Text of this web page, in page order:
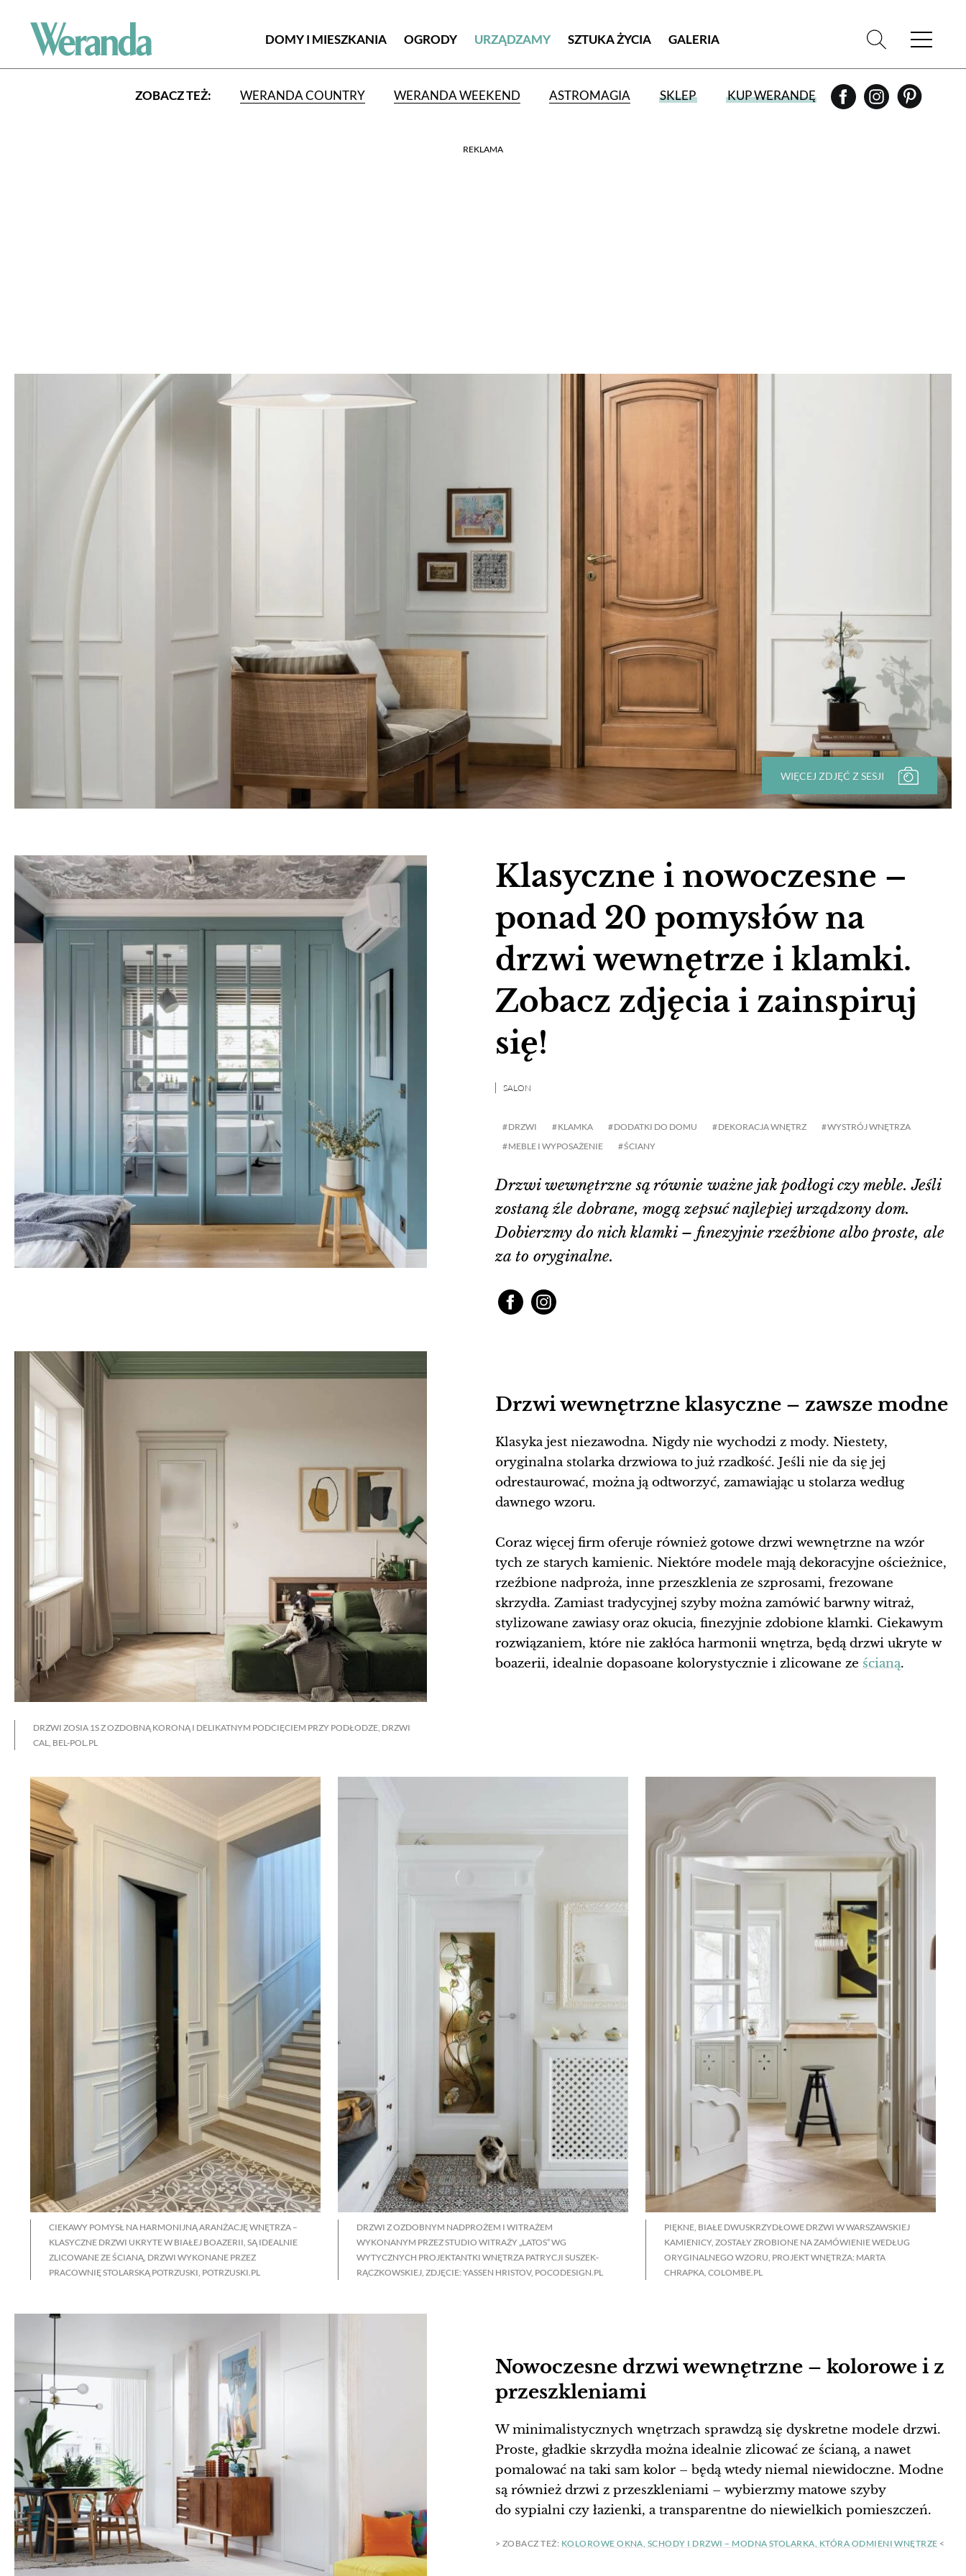
DOMY I MIESZKANIA OGRODY URZĄDZAMY SZTUKA ŻYCIA GALERIA
ZOBACZ TEŻ: WERANDA COUNTRY WERANDA WEEKEND ASTROMAGIA SKLEP KUP WERANDĘ
REKLAMA
WIĘCEJ ZDJĘĆ Z SESJI
Klasyczne i nowoczesne –
ponad 20 pomysłów na
drzwi wewnętrze i klamki.
Zobacz zdjęcia i zainspiruj
się!
SALON
DRZWI KLAMKA DODATKI DO DOMU DEKORACJA WNĘTRZ
WYSTRÓJ WNĘTRZA
MEBLE I WYPOSAŻENIE
ŚCIANY
Drzwi wewnętrzne są równie ważne jak podłogi czy meble. Jeśli
zostaną źle dobrane, mogą zepsuć najlepiej urządzony dom.
Dobierzmy do nich klamki – finezyjnie rzeźbione albo proste, ale
za to oryginalne.
DRZWI ZOSIA 1S Z OZDOBNĄ KORONĄ I DELIKATNYM PODCIĘCIEM PRZY PODŁODZE, DRZWI
CAL, BEL-POL.PL
Drzwi wewnętrzne klasyczne – zawsze modne
Klasyka jest niezawodna. Nigdy nie wychodzi z mody. Niestety,
oryginalna stolarka drzwiowa to już rzadkość. Jeśli nie da się jej
odrestaurować, można ją odtworzyć, zamawiając u stolarza według
dawnego wzoru.
Coraz więcej firm oferuje również gotowe drzwi wewnętrzne na wzór
tych ze starych kamienic. Niektóre modele mają dekoracyjne ościeżnice,
rzeźbione nadproża, inne przeszklenia ze szprosami, frezowane
skrzydła. Zamiast tradycyjnej szyby można zamówić barwny witraż,
stylizowane zawiasy oraz okucia, finezyjnie zdobione klamki. Ciekawym
rozwiązaniem, które nie zakłóca harmonii wnętrza, będą drzwi ukryte w
boazerii, idealnie dopasoane kolorystycznie i zlicowane ze ścianą.
CIEKAWY POMYSŁ NA HARMONIJNĄ ARANŻACJĘ WNĘTRZA –
KLASYCZNE DRZWI UKRYTE W BIAŁEJ BOAZERII, SĄ IDEALNIE
ZLICOWANE ZE ŚCIANĄ, DRZWI WYKONANE PRZEZ
PRACOWNIĘ STOLARSKĄ POTRZUSKI, POTRZUSKI.PL
DRZWI Z OZDOBNYM NADPROŻEM I WITRAŻEM
WYKONANYM PRZEZ STUDIO WITRAŻY „LATOS” WG
WYTYCZNYCH PROJEKTANTKI WNĘTRZA PATRYCJI SUSZEK-
RĄCZKOWSKIEJ, ZDJĘCIE: YASSEN HRISTOV, POCODESIGN.PL
PIĘKNE, BIAŁE DWUSKRZYDŁOWE DRZWI W WARSZAWSKIEJ
KAMIENICY, ZOSTAŁY ZROBIONE NA ZAMÓWIENIE WEDŁUG
ORYGINALNEGO WZORU, PROJEKT WNĘTRZA: MARTA
CHRAPKA, COLOMBE.PL
Nowoczesne drzwi wewnętrzne – kolorowe i z
przeszkleniami
W minimalistycznych wnętrzach sprawdzą się dyskretne modele drzwi.
Proste, gładkie skrzydła można idealnie zlicować ze ścianą, a nawet
pomalować na taki sam kolor – będą wtedy niemal niewidoczne. Modne
są również drzwi z przeszkleniami – wybierzmy matowe szyby
do sypialni czy łazienki, a transparentne do niewielkich pomieszczeń.
> ZOBACZ TEŻ: KOLOROWE OKNA, SCHODY I DRZWI – MODNA STOLARKA, KTÓRA ODMIENI WNĘTRZE <